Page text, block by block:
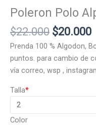
Poleron Polo
$22.000 El
precio
original
era:
$20.000El
Prenda 100 % Algodon,
puntos. para cambio de
vía correo, wsp ,
*
Talla
Color